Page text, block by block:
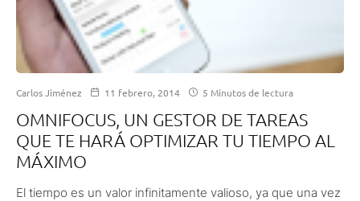
Carlos Jiménez 11 febrero, 2014 5 Minutos de lectura
OMNIFOCUS, UN GESTOR DE TAREAS
QUE TE HARÁ OPTIMIZAR TU TIEMPO AL
MÁXIMO
El tiempo es un valor infinitamente valioso, ya que una vez